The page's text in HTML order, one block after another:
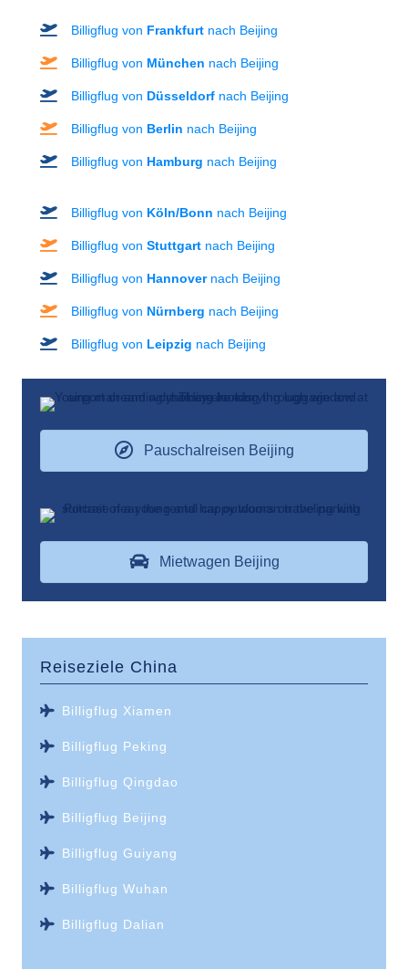
Billigflug von Frankfurt nach Beijing
Billigflug von München nach Beijing
Billigflug von Düsseldorf nach Beijing
Billigflug von Berlin nach Beijing
Billigflug von Hamburg nach Beijing
Billigflug von Köln/Bonn nach Beijing
Billigflug von Stuttgart nach Beijing
Billigflug von Hannovernach Beijing
Billigflug von Nürnberg nach Beijing
Billigflug von Leipzig nach Beijing
Pauschalreisen Beijing
Mietwagen Beijing
Reiseziele China
Billigflug Xiamen
Billigflug Peking
Billigflug Qingdao
Billigflug Beijing
Billigflug Guiyang
Billigflug Wuhan
Billigflug Dalian